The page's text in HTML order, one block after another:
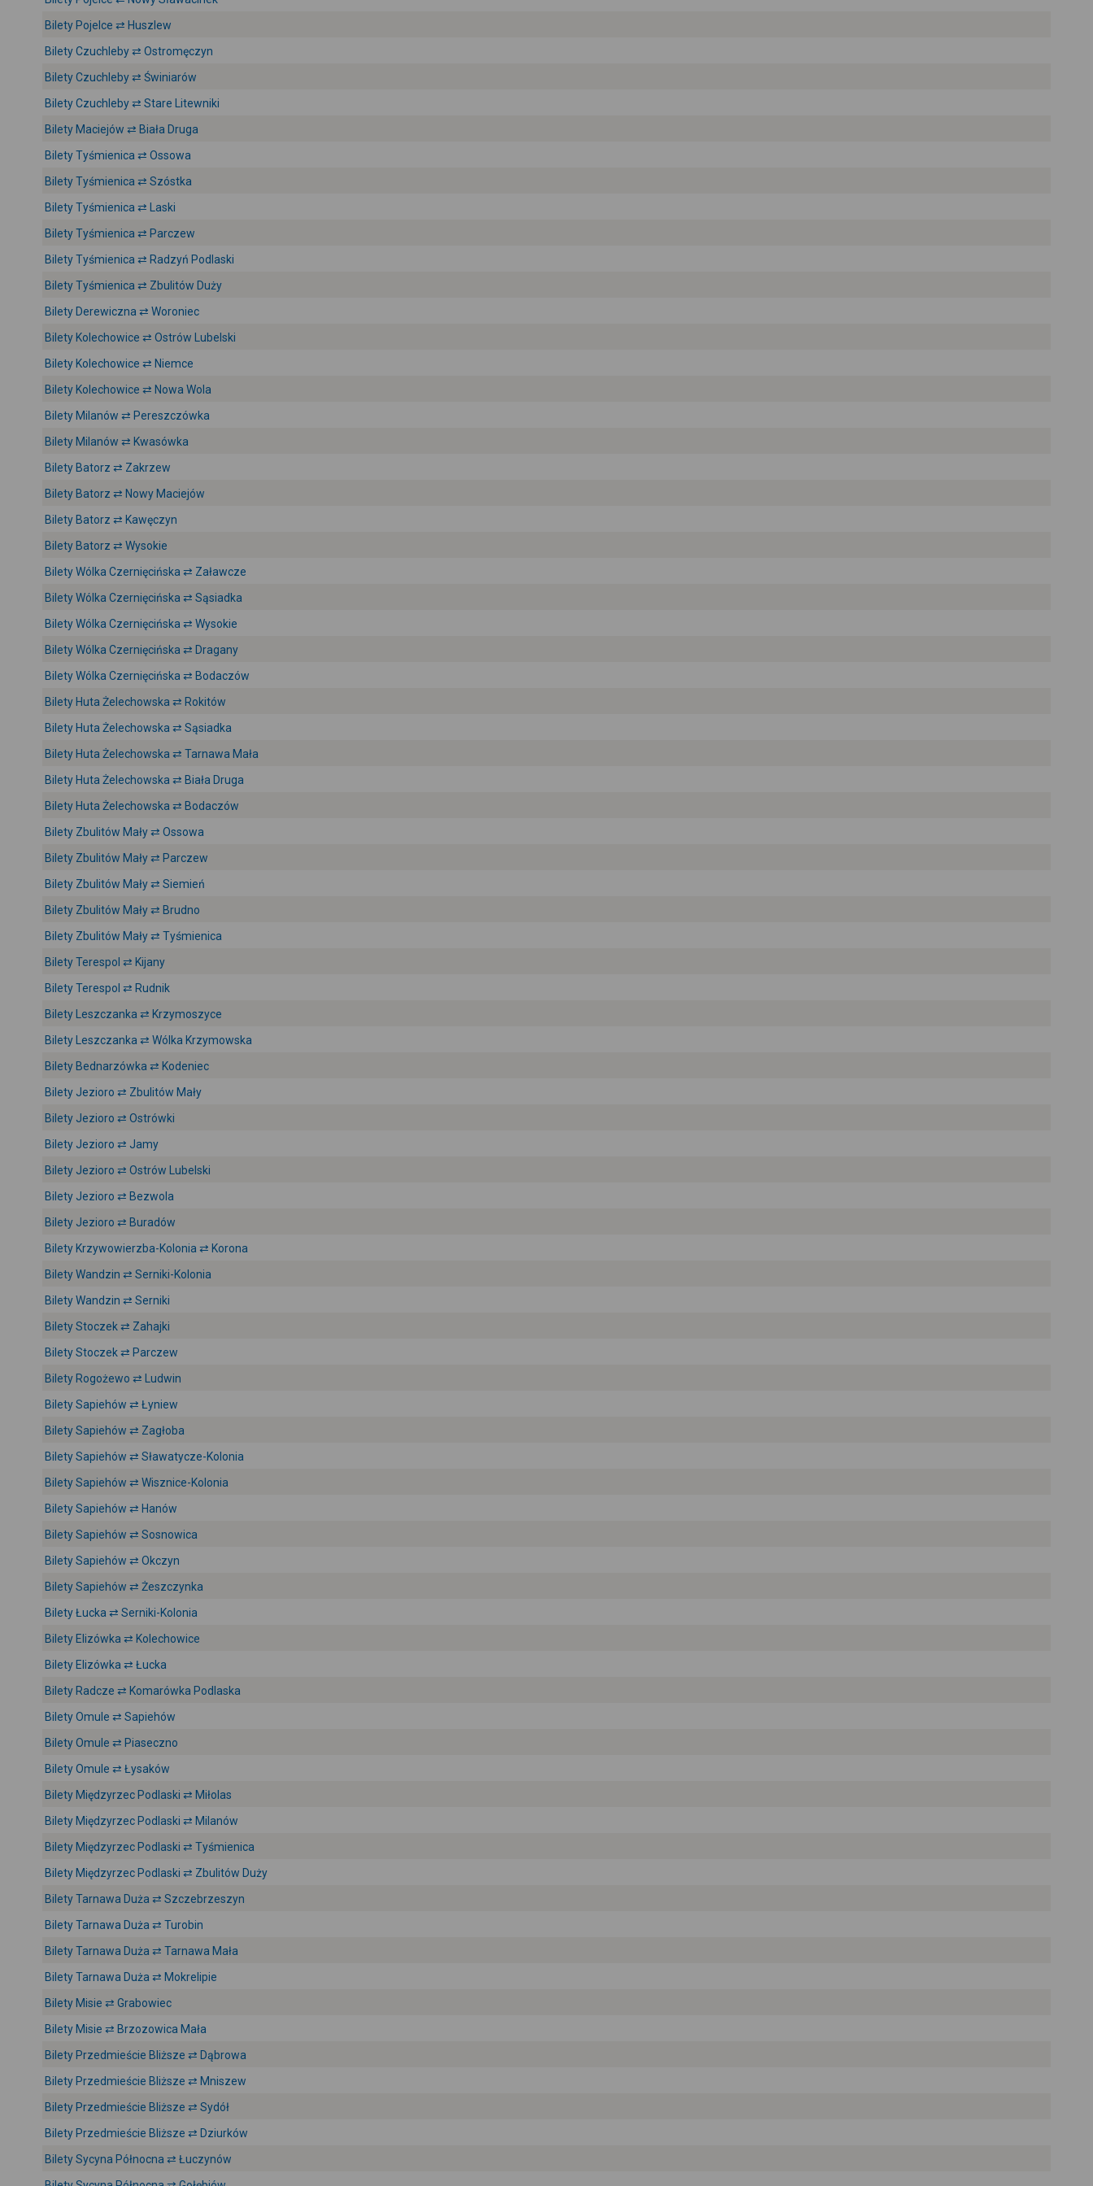
Bilety Pojelce ⇄ Huszlew
Bilety Czuchleby ⇄ Ostromęczyn
Bilety Czuchleby ⇄ Świniarów
Bilety Czuchleby ⇄ Stare Litewniki
Bilety Maciejów ⇄ Biała Druga
Bilety Tyśmienica ⇄ Ossowa
Bilety Tyśmienica ⇄ Szóstka
Bilety Tyśmienica ⇄ Laski
Bilety Tyśmienica ⇄ Parczew
Bilety Tyśmienica ⇄ Radzyń Podlaski
Bilety Tyśmienica ⇄ Zbulitów Duży
Bilety Derewiczna ⇄ Woroniec
Bilety Kolechowice ⇄ Ostrów Lubelski
Bilety Kolechowice ⇄ Niemce
Bilety Kolechowice ⇄ Nowa Wola
Bilety Milanów ⇄ Pereszczówka
Bilety Milanów ⇄ Kwasówka
Bilety Batorz ⇄ Zakrzew
Bilety Batorz ⇄ Nowy Maciejów
Bilety Batorz ⇄ Kawęczyn
Bilety Batorz ⇄ Wysokie
Bilety Wólka Czernięcińska ⇄ Załawcze
Bilety Wólka Czernięcińska ⇄ Sąsiadka
Bilety Wólka Czernięcińska ⇄ Wysokie
Bilety Wólka Czernięcińska ⇄ Dragany
Bilety Wólka Czernięcińska ⇄ Bodaczów
Bilety Huta Żelechowska ⇄ Rokitów
Bilety Huta Żelechowska ⇄ Sąsiadka
Bilety Huta Żelechowska ⇄ Tarnawa Mała
Bilety Huta Żelechowska ⇄ Biała Druga
Bilety Huta Żelechowska ⇄ Bodaczów
Bilety Zbulitów Mały ⇄ Ossowa
Bilety Zbulitów Mały ⇄ Parczew
Bilety Zbulitów Mały ⇄ Siemień
Bilety Zbulitów Mały ⇄ Brudno
Bilety Zbulitów Mały ⇄ Tyśmienica
Bilety Terespol ⇄ Kijany
Bilety Terespol ⇄ Rudnik
Bilety Leszczanka ⇄ Krzymoszyce
Bilety Leszczanka ⇄ Wólka Krzymowska
Bilety Bednarzówka ⇄ Kodeniec
Bilety Jezioro ⇄ Zbulitów Mały
Bilety Jezioro ⇄ Ostrówki
Bilety Jezioro ⇄ Jamy
Bilety Jezioro ⇄ Ostrów Lubelski
Bilety Jezioro ⇄ Bezwola
Bilety Jezioro ⇄ Buradów
Bilety Krzywowierzba-Kolonia ⇄ Korona
Bilety Wandzin ⇄ Serniki-Kolonia
Bilety Wandzin ⇄ Serniki
Bilety Stoczek ⇄ Zahajki
Bilety Stoczek ⇄ Parczew
Bilety Rogożewo ⇄ Ludwin
Bilety Sapiehów ⇄ Łyniew
Bilety Sapiehów ⇄ Zagłoba
Bilety Sapiehów ⇄ Sławatycze-Kolonia
Bilety Sapiehów ⇄ Wisznice-Kolonia
Bilety Sapiehów ⇄ Hanów
Bilety Sapiehów ⇄ Sosnowica
Bilety Sapiehów ⇄ Okczyn
Bilety Sapiehów ⇄ Żeszczynka
Bilety Łucka ⇄ Serniki-Kolonia
Bilety Elizówka ⇄ Kolechowice
Bilety Elizówka ⇄ Łucka
Bilety Radcze ⇄ Komarówka Podlaska
Bilety Omule ⇄ Sapiehów
Bilety Omule ⇄ Piaseczno
Bilety Omule ⇄ Łysaków
Bilety Międzyrzec Podlaski ⇄ Miłolas
Bilety Międzyrzec Podlaski ⇄ Milanów
Bilety Międzyrzec Podlaski ⇄ Tyśmienica
Bilety Międzyrzec Podlaski ⇄ Zbulitów Duży
Bilety Tarnawa Duża ⇄ Szczebrzeszyn
Bilety Tarnawa Duża ⇄ Turobin
Bilety Tarnawa Duża ⇄ Tarnawa Mała
Bilety Tarnawa Duża ⇄ Mokrelipie
Bilety Misie ⇄ Grabowiec
Bilety Misie ⇄ Brzozowica Mała
Bilety Przedmieście Bliższe ⇄ Dąbrowa
Bilety Przedmieście Bliższe ⇄ Mniszew
Bilety Przedmieście Bliższe ⇄ Sydół
Bilety Przedmieście Bliższe ⇄ Dziurków
Bilety Sycyna Północna ⇄ Łuczynów